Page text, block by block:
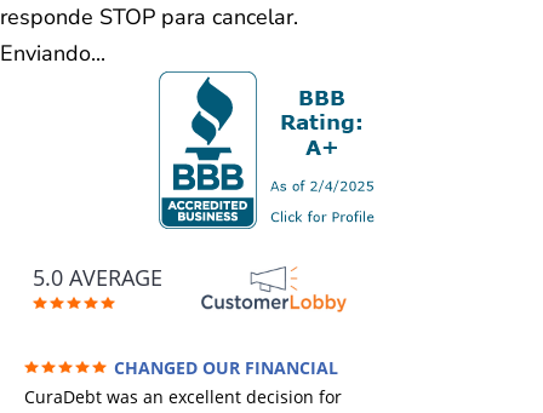
responde STOP para cancelar.
Enviando...
5.0 AVERAGE
CHANGED OUR FINANCIAL
FUTURE (credit 200 Points / 90 K in debt
GONE)
CuraDebt was an excellent decision for